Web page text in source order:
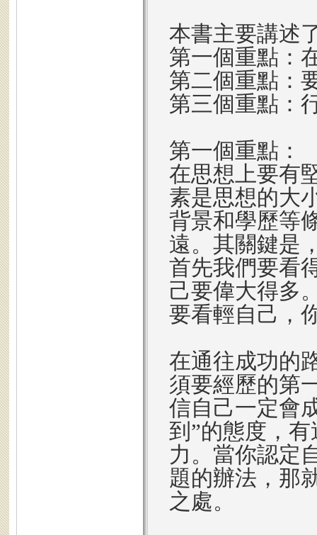
本書主要講述
第一個重點：
第二個重點：
第三個重點：
第一個重點：
在思想上要有
素是思想的大
背景和學歷等
遠。其關鍵是
首先我們要看
己要偉大得多
要看輕自己，
在通往成功的
須要經歷的第
信自己一定會
到”的態度，
力。當你認定
題的辦法，那
之處。